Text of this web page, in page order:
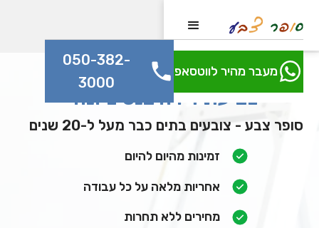
מעבר מהיר לווטסאפ
050-382-
3000
צביעת דירה בנס ציונה
סופר צבע - צובעים בתים כבר מעל ל-20 שנים
זמינות מהיום להיום
אחריות מלאה על כל עבודה
מחירים ללא תחרות